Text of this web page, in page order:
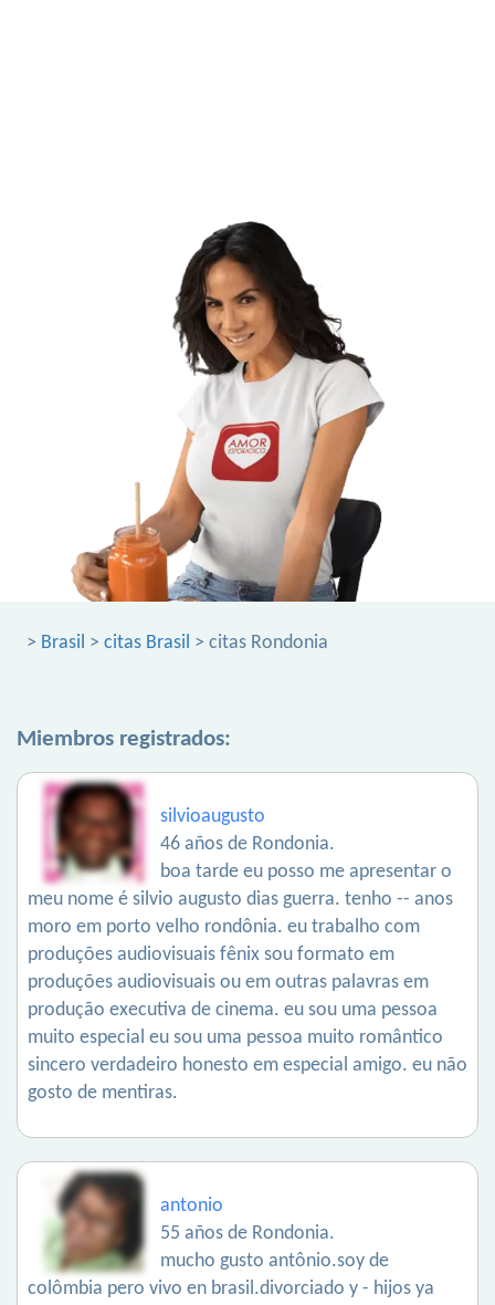
> Brasil > citas Brasil > citas Rondonia
Miembros registrados:
silvioaugusto
46 años de Rondonia.
boa tarde eu posso me apresentar o
meu nome é silvio augusto dias guerra. tenho -- anos
moro em porto velho rondônia. eu trabalho com
produções audiovisuais fênix sou formato em
produções audiovisuais ou em outras palavras em
produção executiva de cinema. eu sou uma pessoa
muito especial eu sou uma pessoa muito romântico
sincero verdadeiro honesto em especial amigo. eu não
gosto de mentiras.
antonio
55 años de Rondonia.
mucho gusto antônio.soy de
colômbia pero vivo en brasil.divorciado y - hijos ya